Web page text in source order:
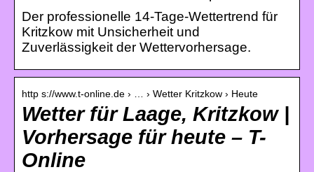
Der professionelle 14-Tage-Wettertrend für
Kritzkow mit Unsicherheit und
Zuverlässigkeit der Wettervorhersage.
http s://www.t-online.de › … › Wetter Kritzkow › Heute
Wetter für Laage, Kritzkow |
Vorhersage für heute – T-
Online